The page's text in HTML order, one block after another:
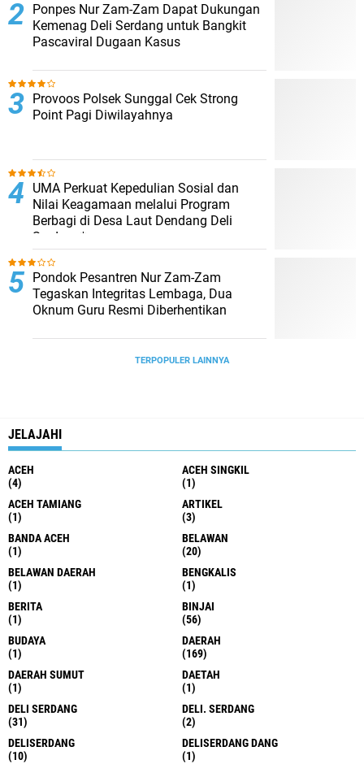
Ponpes Nur Zam-Zam Dapat Dukungan
Kemenag Deli Serdang untuk Bangkit
Pascaviral Dugaan Kasus
Provoos Polsek Sunggal Cek Strong
Point Pagi Diwilayahnya
UMA Perkuat Kepedulian Sosial dan
Nilai Keagamaan melalui Program
Berbagi di Desa Laut Dendang Deli
Serdang*
Pondok Pesantren Nur Zam-Zam
Tegaskan Integritas Lembaga, Dua
Oknum Guru Resmi Diberhentikan
TERPOPULER LAINNYA
JELAJAHI
ACEH
(4)
ACEH SINGKIL
(1)
ACEH TAMIANG
(1)
ARTIKEL
(3)
BANDA ACEH
(1)
BELAWAN
(20)
BELAWAN DAERAH
(1)
BENGKALIS
(1)
BERITA
(1)
BINJAI
(56)
BUDAYA
(1)
DAERAH
(169)
DAERAH SUMUT
(1)
DAETAH
(1)
DELI SERDANG
(31)
DELI. SERDANG
(2)
DELISERDANG
(10)
DELISERDANG DANG
(1)